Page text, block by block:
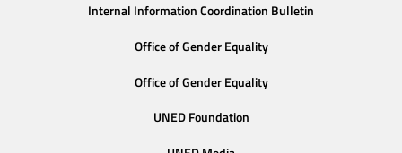
Internal Information Coordination Bulletin
Office of Gender Equality
Office of Gender Equality
UNED Foundation